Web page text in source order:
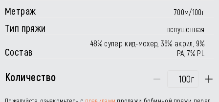
Метраж 700м/100г
Тип пряжи вспушенная
Состав
48% супер кид-мохер, 36% акрил, 9%
РА, 7% PL
Количество г